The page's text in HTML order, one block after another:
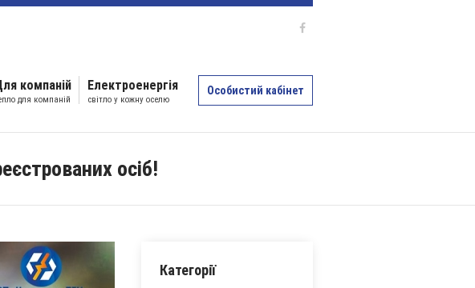
Особистий кабінет
компаній
для компаній
Електроенергія
світло у кожну оселю
осіб!
Категорії